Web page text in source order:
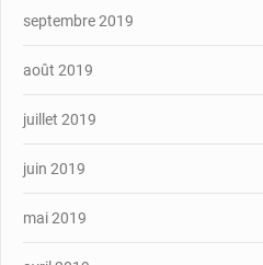
septembre 2019
août 2019
juillet 2019
juin 2019
mai 2019